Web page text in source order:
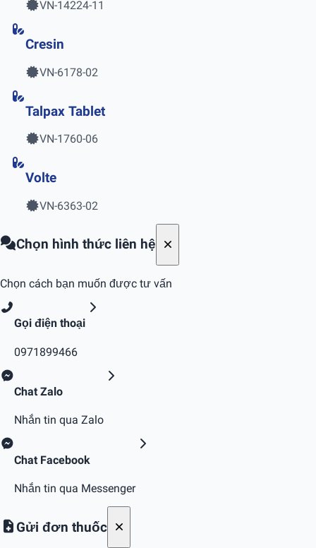
VN-14224-11
Cresin
VN-6178-02
Talpax Tablet
VN-1760-06
Volte
VN-6363-02
Chọn hình thức liên hệ
Chọn cách bạn muốn được tư vấn
Gọi điện thoại
0971899466
Chat Zalo
Nhắn tin qua Zalo
Chat Facebook
Nhắn tin qua Messenger
Gửi đơn thuốc